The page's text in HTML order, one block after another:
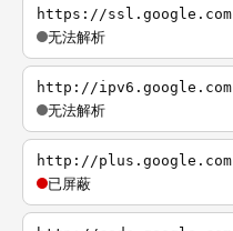
https://ssl.google.com
无法解析
http://ipv6.google.com
无法解析
http://plus.google.com
已屏蔽